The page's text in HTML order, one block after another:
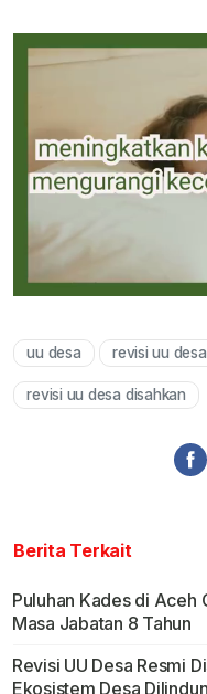
uu desa revisi uu desa
revisi uu desa disahkan
Berita Terkait
Puluhan Kades di Aceh
Masa Jabatan 8 Tahun
Revisi UU Desa Resmi
Ekosistem Desa